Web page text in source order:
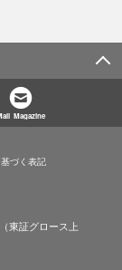
Magazine
づく表記
東証グロース上